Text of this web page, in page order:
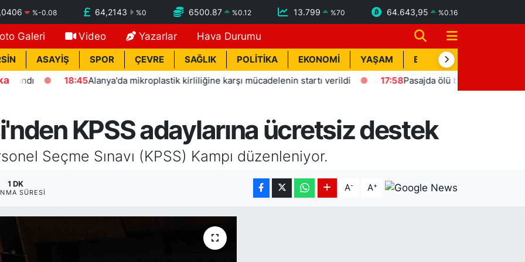
%-0.08 64,2143 %0 6500.87 %0.12 13.799 %70 64.643,95 %0.16
Galeri Video Yazarlar Hava Durumu
ASAYİŞ SPOR ÇEVRE SAĞLIK POLİTİKA EKONOMİ YAŞAM BİK İLAN
18:45 Alanya'da mikroplastik kirliliğine karşı mücadelenin startı verildi 17:58 Pasajda ölü bulunan Eyüp Can
KPSS adaylarına ücretsiz destek
Seçme Sınavı (KPSS) Kampı düzenleniyor.
1 DK
SÜRESI A- A+